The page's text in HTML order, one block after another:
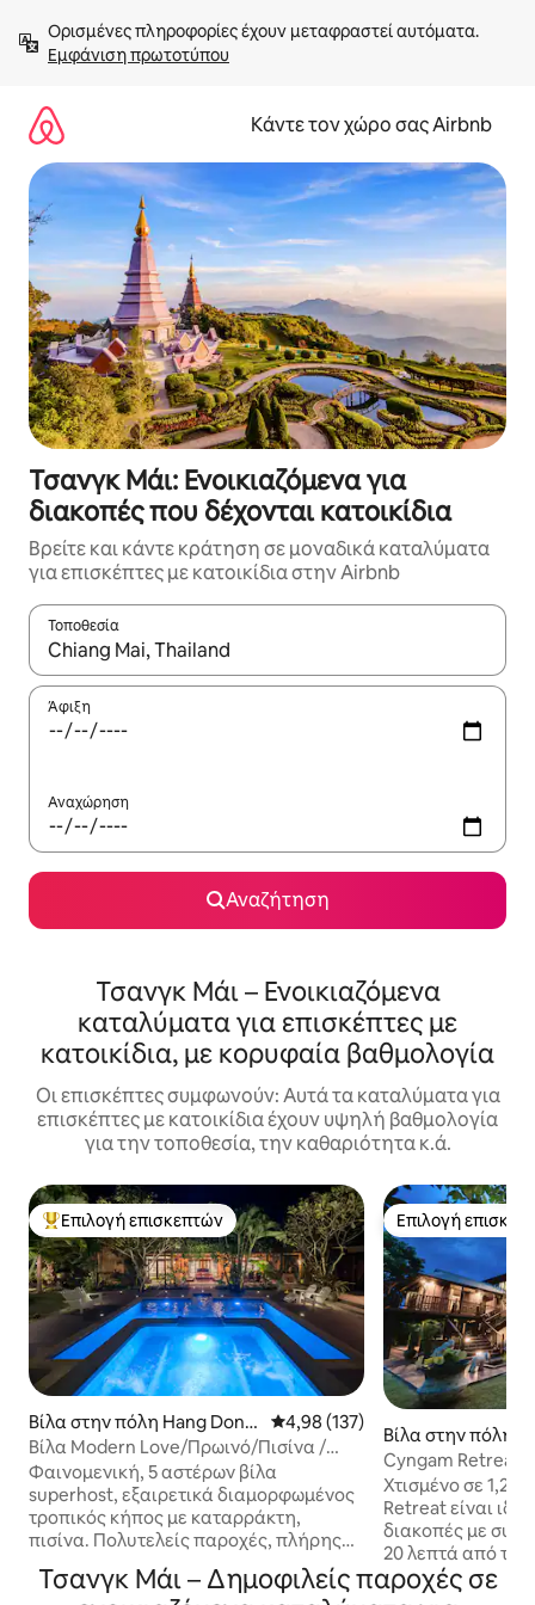
στο
περιεχόμενοΕμφάνιση πρωτοτύπου
Κάντε τον χώρο σας Airbnb
Τσανγκ Μάι: Ενοικιαζόμενα για
διακοπές που δέχονται κατοικίδια
Βρείτε και κάντε κράτηση σε μοναδικά καταλύματα
για επισκέπτες με κατοικίδια στην Airbnb
Τοποθεσία
Όταν τα αποτελέσματα είναι διαθέσιμα, μπορείτε να
Άφιξη
Αναχώρηση
Αναζήτηση
Τσανγκ Μάι – Ενοικιαζόμενα
καταλύματα για επισκέπτες με
κατοικίδια, με κορυφαία βαθμολογία
Οι επισκέπτες συμφωνούν: Αυτά τα καταλύματα για
επισκέπτες με κατοικίδια έχουν υψηλή βαθμολογία
για την τοποθεσία, την καθαριότητα κ.ά.
Κορυφαία επιλογή επισκεπτών
Επιλογή επισκεπτών
Βίλα στην πόλη Hang Dong
District
Μέση βαθμολογία: 4,98 στα 5,
4,98 (137)
Βίλα Modern Love/Πρωινό/Πισίνα /
Καταρράκτης/5 αστέρων
Φαινομενική, 5 αστέρων βίλα
superhost, εξαιρετικά διαμορφωμένος
τροπικός κήπος με καταρράκτη,
πισίνα. Πολυτελείς παροχές, πλήρης
κλιματισμός, όλα πολυτελή. Ιδανικό για
ρομαντικές αποδράσεις, οικογενειακές
Επιλογή
Επιλογή
Βίλα στην πόλη
ng
Cyngam Retreat -
πισίνα με
Χτισμένο σε 1,21
Retreat είναι
διακοπές με
20 λεπτά από τα
αεροδρόμιο της
Μάι. Προσωπικό στον χώρο για να σας
Τσανγκ Μάι – Δημοφιλείς παροχές σε